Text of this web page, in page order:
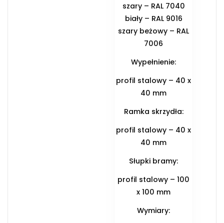
szary – RAL 7040
biały – RAL 9016
szary beżowy – RAL
7006
Wypełnienie:
profil stalowy – 40 x
40 mm
Ramka skrzydła:
profil stalowy – 40 x
40 mm
Słupki bramy:
profil stalowy – 100
x 100 mm
Wymiary: